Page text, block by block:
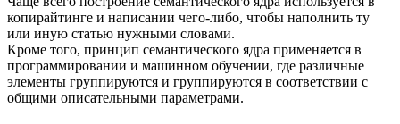
копирайтинге и написании чего-либо, чтобы наполнить ту
или иную статью нужными словами.
Кроме того, принцип семантического ядра применяется в
программировании и машинном обучении, где различные
элементы группируются и группируются в соответствии с
общими описательными параметрами.